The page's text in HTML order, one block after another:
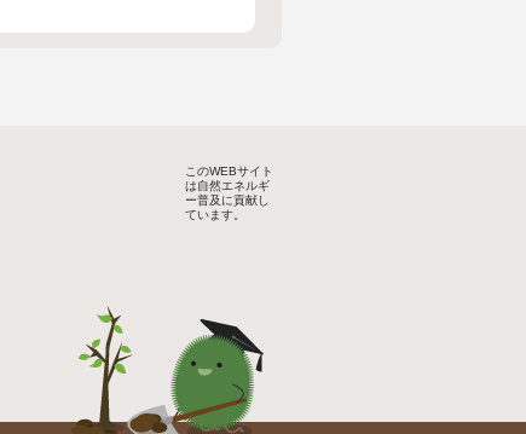
このWEBサイト
は自然エネルギ
ー普及に貢献し
ています。